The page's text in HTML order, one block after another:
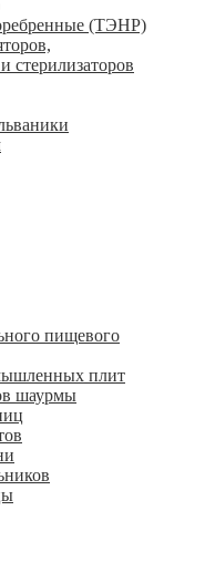
(ТЭНР)
стерилизаторов
пищевого
плит
шаурмы